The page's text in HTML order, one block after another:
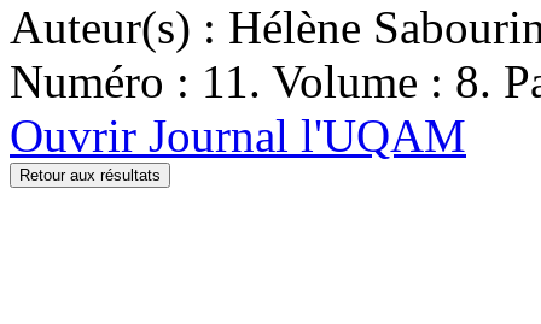
Auteur(s) : Hélène
Numéro : 11. Volume : 8.
Ouvrir Journal l'UQAM
Retour aux résultats